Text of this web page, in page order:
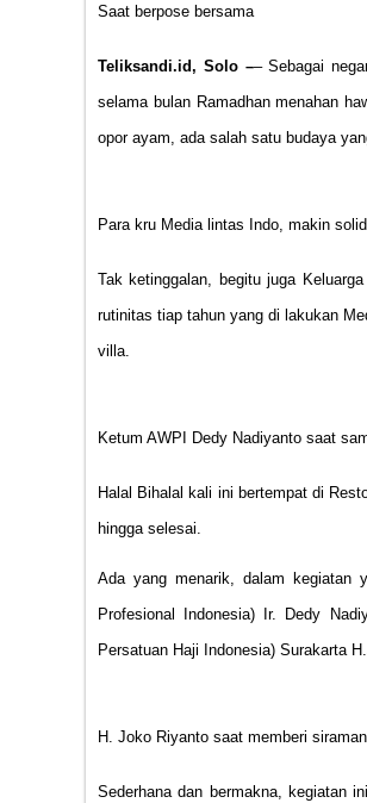
Saat berpose bersama
Teliksandi.id, Solo –– Sebagai
selama bulan Ramadhan menahan
opor ayam, ada salah satu budaya
Para kru Media lintas Indo, makin solid
Tak ketinggalan, begitu juga
rutinitas tiap tahun yang di lakukan
villa.
Ketum AWPI Dedy Nadiyanto saat
Halal Bihalal kali ini bertempat di
hingga selesai.
Ada yang menarik, dalam kegiatan
Profesional Indonesia) Ir. Dedy
Persatuan Haji Indonesia) Surakarta
H. Joko Riyanto saat memberi
Sederhana dan bermakna, kegiatan